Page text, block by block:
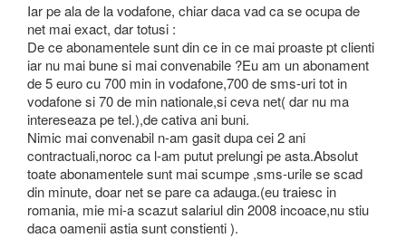
Iar pe ala de la vodafone, chiar daca vad ca se ocupa de
net mai exact, dar totusi :
De ce abonamentele sunt din ce in ce mai proaste pt clienti
iar nu mai bune si mai convenabile ?Eu am un abonament
de 5 euro cu 700 min in vodafone,700 de sms-uri tot in
vodafone si 70 de min nationale,si ceva net( dar nu ma
intereseaza pe tel.),de cativa ani buni.
Nimic mai convenabil n-am gasit dupa cei 2 ani
contractuali,noroc ca l-am putut prelungi pe asta.Absolut
toate abonamentele sunt mai scumpe ,sms-urile se scad
din minute, doar net se pare ca adauga.(eu traiesc in
romania, mie mi-a scazut salariul din 2008 incoace,nu stiu
daca oamenii astia sunt constienti ).